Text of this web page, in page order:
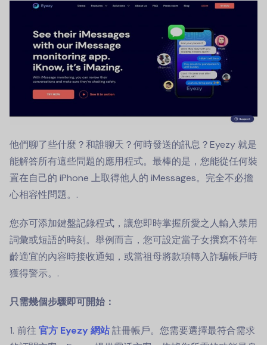
他們聊了些什麼？和誰聊天？何時發送的訊息？Eyezy 就是
能解答所有這些問題的應用程式。最棒的是，您能從任何裝
置在自己的 iPhone 上取得他人的 iMessages。完全不必擔
心相容性問題。.
您亦可添加鍵盤記錄程式，讓您即時掌握所愛之人輸入禁用
詞彙或短語的時刻。舉例而言，您可設定當子女撰寫不符年
齡適宜的內容時接收通知，或當祖母將款項轉入詐騙帳戶時
獲得警示。.
只需幾個步驟即可開始：
前往 官方 Eyezy 網站註冊帳戶。您需要選擇最符合需求